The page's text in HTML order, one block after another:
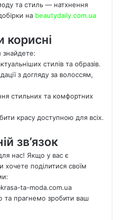
та стиль — натхнення
на beautydaily.com.ua
знайдете:
стилів та образів.
з догляду за волоссям,
стильних та комфортних
красу доступною для всіх.
зв’язок
нас! Якщо у вас є
хочете поділитися своїм
ta-moda.com.ua
та прагнемо зробити ваш